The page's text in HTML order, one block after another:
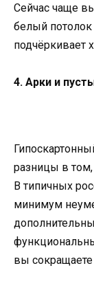
Сейчас чаще
белый
подчёркивает
4. Арки и
разницы в том,
В типичных
минимум
вы